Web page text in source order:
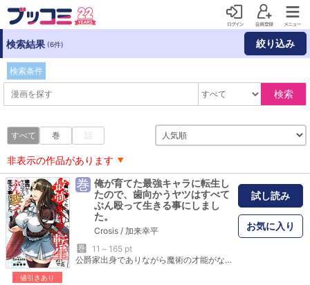
検索結果 (6件) 絞り込み
検索条件
検索
すべて 巻 話
非表示の作品があります
値引きあり
巻 俺が育てた最強キャラに転生し
たので、歯向かうヤツはすべて
ぶん殴って生きる事にしまし
た。
Crosis / 加来幸平
巻
11～165 pt
公爵家出身でありながら魔術の才能がないだけで、「下の下」と蔑まれる主人公・カイザル 。優秀な弟と比べられ、幼馴染で婚約者のリリアナからもぞんざいな扱いを受け、屈辱の日々を送っていた 。しかし突如、ふとしたきっかけで記憶が蘇り、この世界がかつて前世で廃課金プレイしていたVRMMOである事に気付き…。ゲームと同じ様にステータスを開くと、プレイしていた当時の自分のセーブデータも引き継いでいた…!「ステータス反映設定」をオンにし、カイザルは自分を虐げてきた者たちへの壮絶な復讐を決意する…。
試し読み
お気に入り